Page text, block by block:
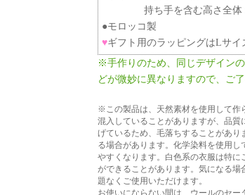
持ち手を含む高さ全体：
●モロッコ製
♥ギフト用のラッピングはLサイ
※手作りのため、同じデザイン
どが微妙に異なりますので、ご了
※この製品は、天然素材を使用して作
混入していることがありますが、品
げているため、毛落ちすることがあ
る場合があります。化学染料を使用し
やすくなります。白色系の衣服は特
ができることがあります。気になる
題なくご使用いただけます。
お使いにならない間は、ウールのセ